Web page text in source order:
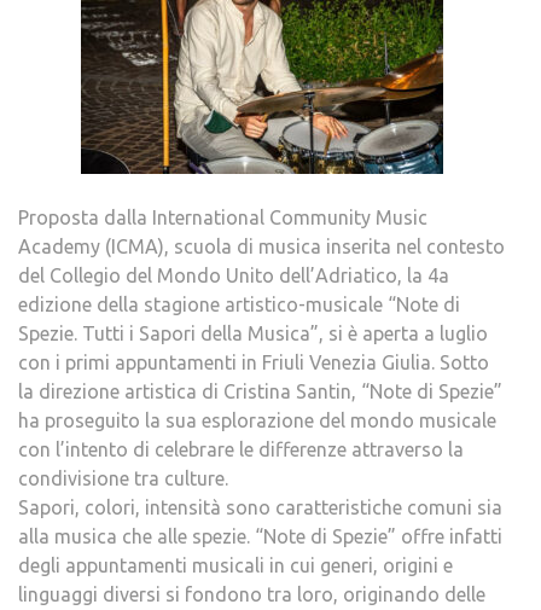
Proposta dalla International Community Music
Academy (ICMA), scuola di musica inserita nel contesto
del Collegio del Mondo Unito dell’Adriatico, la 4a
edizione della stagione artistico-musicale “Note di
Spezie. Tutti i Sapori della Musica”, si è aperta a luglio
con i primi appuntamenti in Friuli Venezia Giulia. Sotto
la direzione artistica di Cristina Santin, “Note di Spezie”
ha proseguito la sua esplorazione del mondo musicale
con l’intento di celebrare le differenze attraverso la
condivisione tra culture.
Sapori, colori, intensità sono caratteristiche comuni sia
alla musica che alle spezie. “Note di Spezie” offre infatti
degli appuntamenti musicali in cui generi, origini e
linguaggi diversi si fondono tra loro, originando delle